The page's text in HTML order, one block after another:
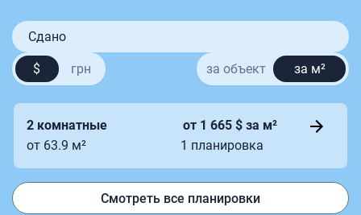
Сдано
$ грн за объект за м²
2 комнатные
от 1 665 $ за м²
от 63.9 м²
1 планировка
Смотреть все планировки